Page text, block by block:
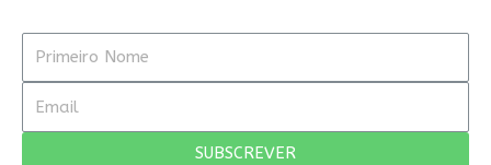
SUBSCREVER